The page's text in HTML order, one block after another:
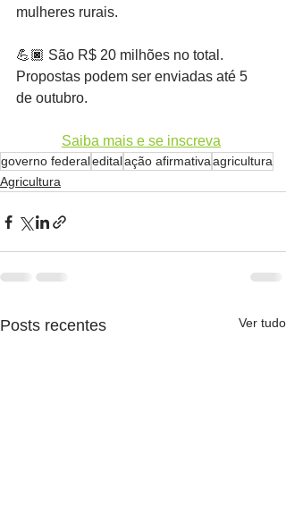
mulheres rurais.
💪🏿 São R$ 20 milhões no total.
Propostas podem ser enviadas até 5
de outubro.
Saiba mais e se inscreva
governo federaleditalação afirmativaagricultura
Agricultura
Posts recentes Ver tudo